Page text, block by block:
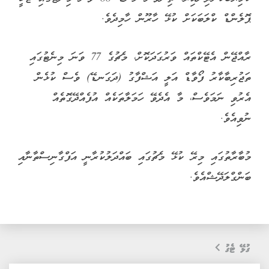
ޕޮލެންޑް ކްލަބަކަށް ކުޅޭ ހާރޫން ހާމިދެވެ.
ރާއްޖޭން އެޓޭކްތައް ވަރުގަދަކޮށް، މެޗުގެ 77 ވަނަ މިނެޓުގައި
ތަޖުރިބާކާރު ފޯވާޑް އަލީ އަޝްފާގު (ދަގަނޑޭ) ވެސް ކުޅެން
އެރުވި ނަމަވެސް، މާ އެދެވޭ ހަމަލާތަކެއް އުފެއްދޭގޮތެއް
ނުވިއެވެ.
މުބާރާތުގައި މިރޭ ކުޅޭ މެޗުގައި ބައްދަލުކުރާނީ އަފްގާނިސްތާނާއި
ބަންގްލަދޭޝްއެވެ.
ގުޅޭ ޓެގު